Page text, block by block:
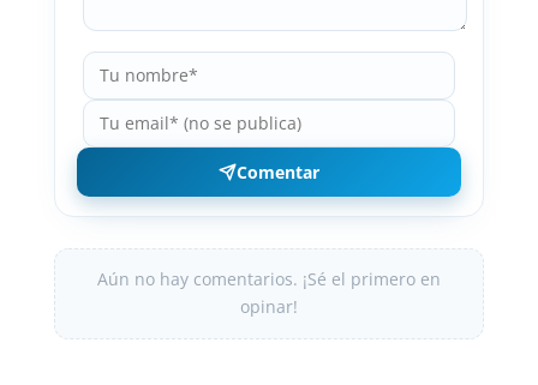
Comentar
Aún no hay comentarios. ¡Sé el primero en
opinar!